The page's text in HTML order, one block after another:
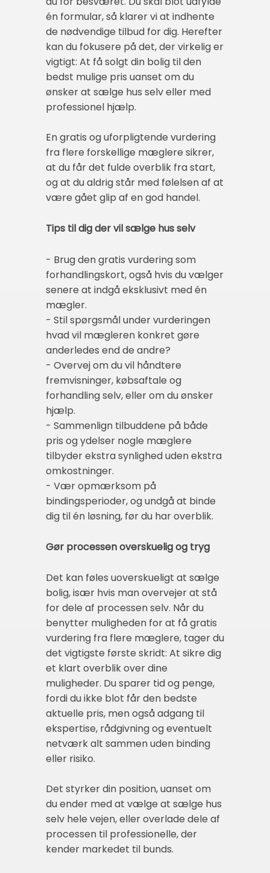
én formular, så klarer vi at indhente
de nødvendige tilbud for dig. Herefter
kan du fokusere på det, der virkelig er
vigtigt: At få solgt din bolig til den
bedst mulige pris uanset om du
ønsker at sælge hus selv eller med
professionel hjælp.
En gratis og uforpligtende vurdering
fra flere forskellige mæglere sikrer,
at du får det fulde overblik fra start,
og at du aldrig står med følelsen af at
være gået glip af en god handel.
Tips til dig der vil sælge hus selv
- Brug den gratis vurdering som
forhandlingskort, også hvis du vælger
senere at indgå eksklusivt med én
mægler.
- Stil spørgsmål under vurderingen
hvad vil mægleren konkret gøre
anderledes end de andre?
- Overvej om du vil håndtere
fremvisninger, købsaftale og
forhandling selv, eller om du ønsker
hjælp.
- Sammenlign tilbuddene på både
pris og ydelser nogle mæglere
tilbyder ekstra synlighed uden ekstra
omkostninger.
- Vær opmærksom på
bindingsperioder, og undgå at binde
dig til én løsning, før du har overblik.
Gør processen overskuelig og tryg
Det kan føles uoverskueligt at sælge
bolig, især hvis man overvejer at stå
for dele af processen selv. Når du
benytter muligheden for at få gratis
vurdering fra flere mæglere, tager du
det vigtigste første skridt: At sikre dig
et klart overblik over dine
muligheder. Du sparer tid og penge,
fordi du ikke blot får den bedste
aktuelle pris, men også adgang til
ekspertise, rådgivning og eventuelt
netværk alt sammen uden binding
eller risiko.
Det styrker din position, uanset om
du ender med at vælge at sælge hus
selv hele vejen, eller overlade dele af
processen til professionelle, der
kender markedet til bunds.